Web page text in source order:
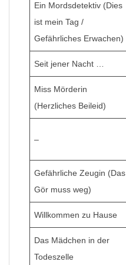
Ein Mordsdetektiv (Dies
ist mein Tag /
Gefährliches Erwachen)
Seit jener Nacht …
Miss Mörderin
(Herzliches Beileid)
–
Gefährliche Zeugin (Das
Gör muss weg)
Willkommen zu Hause
Das Mädchen in der
Todeszelle